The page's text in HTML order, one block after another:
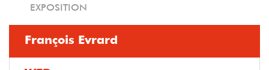
EXPOSITION
François Evrard